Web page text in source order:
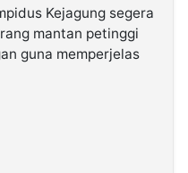
Kejagung segera
mantan petinggi
guna memperjelas